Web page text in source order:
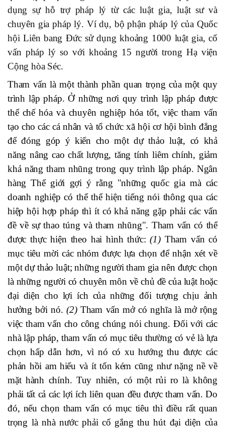
dụng sự hỗ trợ pháp lý từ các luật gia, luật sư và
chuyên gia pháp lý. Ví dụ, bộ phận pháp lý của Quốc
hội Liên bang Đức sử dụng khoảng 1000 luật gia, cố
vấn pháp lý so với khoảng 15 người trong Hạ viện
Cộng hòa Séc.
Tham vấn là một thành phần quan trọng của một quy
trình lập pháp. Ở những nơi quy trình lập pháp được
thể chế hóa và chuyên nghiệp hóa tốt, việc tham vấn
tạo cho các cá nhân và tổ chức xã hội cơ hội bình đẳng
để đóng góp ý kiến cho một dự thảo luật, có khả
năng nâng cao chất lượng, tăng tính liêm chính, giảm
khả năng tham nhũng trong quy trình lập pháp. Ngân
hàng Thế giới gợi ý rằng "những quốc gia mà các
doanh nghiệp có thể thể hiện tiếng nói thông qua các
hiệp hội hợp pháp thì ít có khả năng gặp phải các vấn
đề về sự thao túng và tham nhũng". Tham vấn có thể
được thực hiện theo hai hình thức:(1)Tham vấn có
mục tiêu mời các nhóm được lựa chọn để nhận xét về
một dự thảo luật; những người tham gia nên được chọn
là những người có chuyên môn về chủ đề của luật hoặc
đại diện cho lợi ích của những đối tượng chịu ảnh
hưởng bởi nó.(2)Tham vấn mở có nghĩa là mở rộng
việc tham vấn cho công chúng nói chung. Đối với các
nhà lập pháp, tham vấn có mục tiêu thường có vẻ là lựa
chọn hấp dẫn hơn, vì nó có xu hướng thu được các
phản hồi am hiểu và ít tốn kém cũng như nặng nề về
mặt hành chính. Tuy nhiên, có một rủi ro là không
phải tất cả các lợi ích liên quan đều được tham vấn. Do
đó, nếu chọn tham vấn có mục tiêu thì điều rất quan
trọng là nhà nước phải cố gắng thu hút đại diện của